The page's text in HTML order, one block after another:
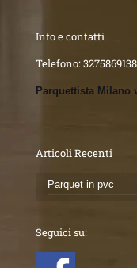
Info e contatti
Telefono:3275869138
Parquettista Milano
Articoli Recenti
Parquet in pvc
Seguici su: